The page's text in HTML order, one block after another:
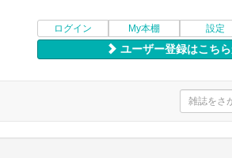
ログイン My本棚 設定
ユーザー登録はこち